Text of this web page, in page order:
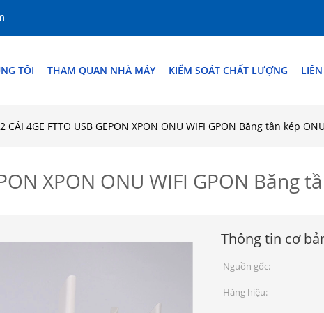
TÔI THAM QUAN NHÀ MÁY KIỂM SOÁT CHẤT LƯỢNG
2 CÁI 4GE FTTO USB GEPON XPON ONU WIFI GPON Băng tần kép ONU
XPON ONU WIFI GPON Băng
Thông tin cơ
Nguồn gốc:
Hàng hiệu: